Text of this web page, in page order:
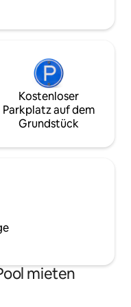
Für Buchungen,
bitte an uns.
Kostenloser
Parkplatz auf dem
Grundstück
mieten